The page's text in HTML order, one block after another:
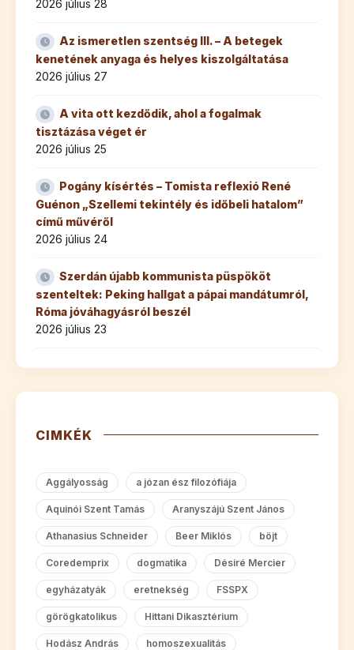
2026 július 28
Az ismeretlen szentség III. – A betegek
kenetének anyaga és helyes kiszolgáltatása
2026 július 27
A vita ott kezdődik, ahol a fogalmak
tisztázása véget ér
2026 július 25
Pogány kísértés – Tomista reflexió René
Guénon „Szellemi tekintély és időbeli hatalom”
című művéről
2026 július 24
Szerdán újabb kommunista püspököt
szenteltek: Peking hallgat a pápai mandátumról,
Róma jóváhagyásról beszél
2026 július 23
CIMKÉK
Aggályosság a józan ész filozófiája
Aquinói Szent Tamás Aranyszájú Szent János
Athanasius Schneider Beer Miklós böjt
Coredemprix dogmatika Désiré Mercier
egyházatyák eretnekség FSSPX
görögkatolikus Hittani Dikasztérium
Hodász András homoszexualitás